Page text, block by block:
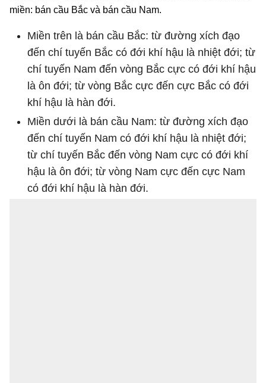
miền: bán cầu Bắc và bán cầu Nam.
Miền trên là bán cầu Bắc: từ đường xích đạo
đến chí tuyến Bắc có đới khí hậu là nhiệt đới; từ
chí tuyến Nam đến vòng Bắc cực có đới khí hậu
là ôn đới; từ vòng Bắc cực đến cực Bắc có đới
khí hậu là hàn đới.
Miền dưới là bán cầu Nam: từ đường xích đạo
đến chí tuyến Nam có đới khí hậu là nhiệt đới;
từ chí tuyến Bắc đến vòng Nam cực có đới khí
hậu là ôn đới; từ vòng Nam cực đến cực Nam
có đới khí hậu là hàn đới.